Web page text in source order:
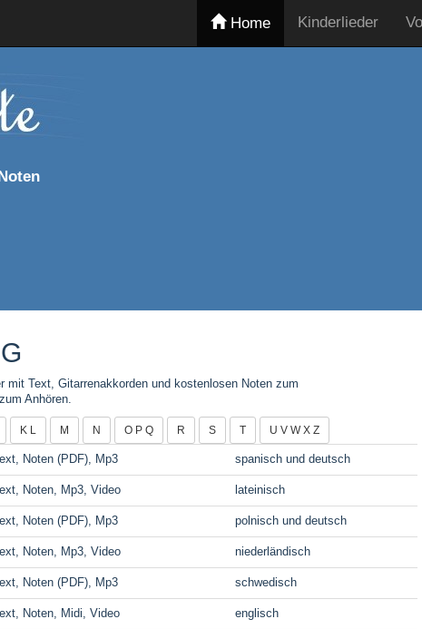
Home Kinderlieder
mit Text, Gitarrenakkorden und kostenlosen Noten zum
Anhören.
K L M N O P Q R S T U V W X Z
Noten (PDF), Mp3 spanisch und deutsch
Noten, Mp3, Video lateinisch
Noten (PDF), Mp3 polnisch und deutsch
Noten, Mp3, Video niederländisch
Noten (PDF), Mp3 schwedisch
Noten, Midi, Video englisch